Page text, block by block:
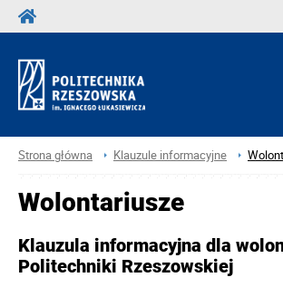
Strona główna Klauzule informacyjne
Wolontariusze
Klauzula informacyjna dla
Politechniki Rzeszowskiej